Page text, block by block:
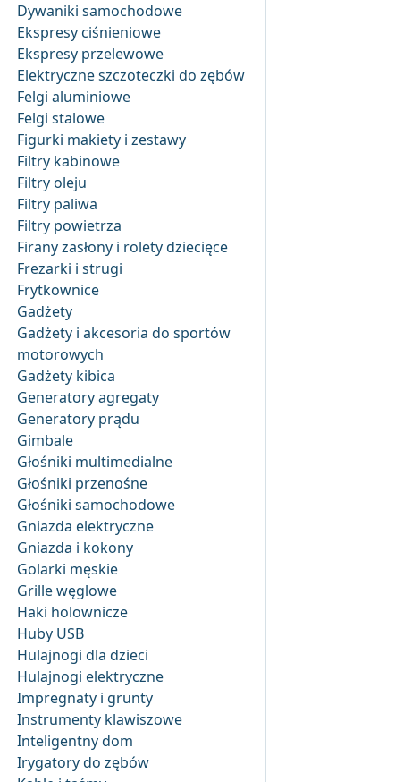
Dywaniki samochodowe
Ekspresy ciśnieniowe
Ekspresy przelewowe
Elektryczne szczoteczki do zębów
Felgi aluminiowe
Felgi stalowe
Figurki makiety i zestawy
Filtry kabinowe
Filtry oleju
Filtry paliwa
Filtry powietrza
Firany zasłony i rolety dziecięce
Frezarki i strugi
Frytkownice
Gadżety
Gadżety i akcesoria do sportów
motorowych
Gadżety kibica
Generatory agregaty
Generatory prądu
Gimbale
Głośniki multimedialne
Głośniki przenośne
Głośniki samochodowe
Gniazda elektryczne
Gniazda i kokony
Golarki męskie
Grille węglowe
Haki holownicze
Huby USB
Hulajnogi dla dzieci
Hulajnogi elektryczne
Impregnaty i grunty
Instrumenty klawiszowe
Inteligentny dom
Irygatory do zębów